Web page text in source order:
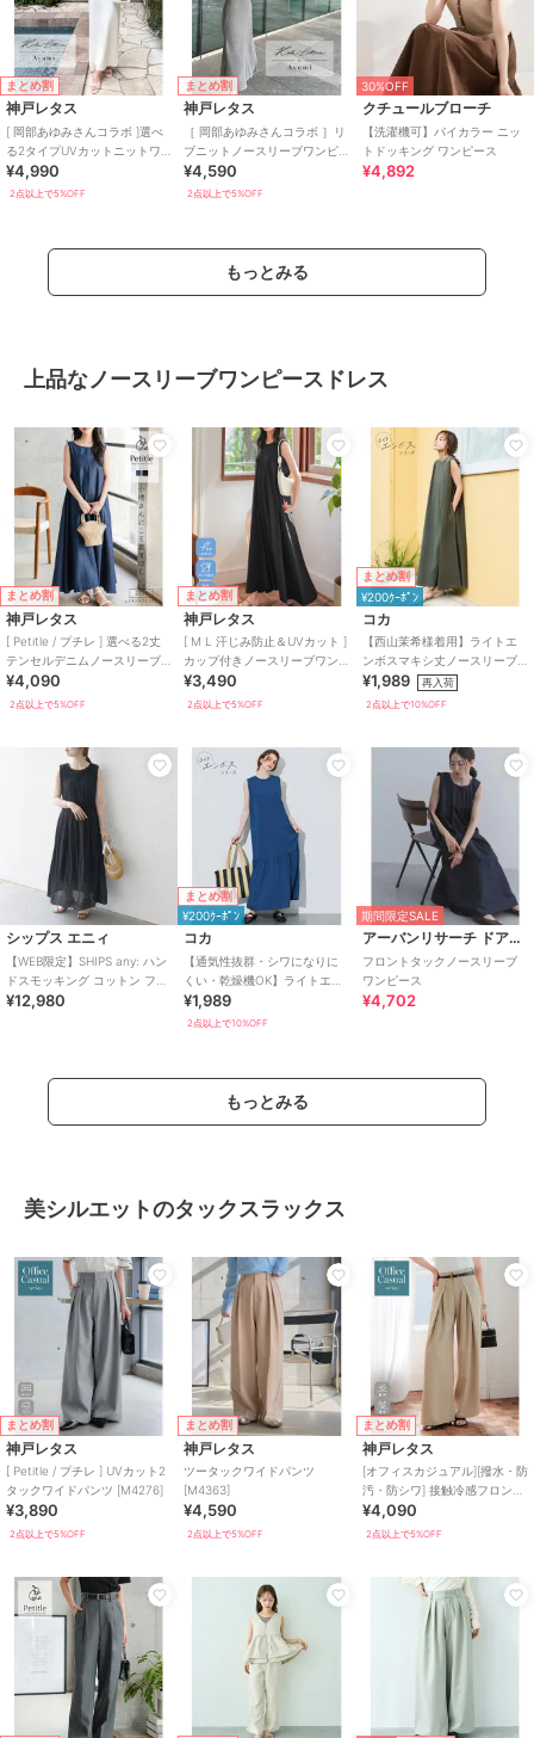
まとめ割
神戸レタス
[ 岡部あゆみさんコラボ ]選べ
る2タイプUVカットニットワ
ンピース [E3564]
¥4,990
2点以上で5%OFF
まとめ割
神戸レタス
［ 岡部あゆみさんコラボ ］リ
ブニットノースリーブワンピ
ース（選べるタイプ） [E300E]
¥4,590
2点以上で5%OFF
30%OFF
クチュールブローチ
【洗濯機可】バイカラー ニッ
トドッキング ワンピース
¥4,892
もっとみる
上品なノースリーブワンピースドレス
まとめ割
神戸レタス
[ Petitle / プチレ ] 選べる2丈
テンセルデニムノースリーブ
ワンピース [E3574]
¥4,090
2点以上で5%OFF
まとめ割
神戸レタス
[ M L 汗じみ防止＆UVカット ]
カップ付きノースリーブワン
ピース [E3519]
¥3,490
2点以上で5%OFF
まとめ割
¥200ｸｰﾎﾟﾝ
コカ
【西山茉希様着用】ライトエ
ンボスマキシ丈ノースリーブ
ワンピース 全4色 / シワになり
にくい・速乾
¥1,989 再入荷
2点以上で10%OFF
シップス エニィ
【WEB限定】SHIPS any: ハン
ドスモッキング コットン フレ
ア ノースリーブ ワンピース
¥12,980
まとめ割
¥200ｸｰﾎﾟﾝ
コカ
【通気性抜群・シワになりに
くい・乾燥機OK】ライトエン
ボスノースリーブティアード
ワンピース 全2色
¥1,989
2点以上で10%OFF
期間限定SALE
アーバンリサーチ ドアーズ
フロントタックノースリーブ
ワンピース
¥4,702
もっとみる
美シルエットのタックスラックス
まとめ割
神戸レタス
[ Petitle / プチレ ] UVカット2
タックワイドパンツ [M4276]
¥3,890
2点以上で5%OFF
まとめ割
神戸レタス
ツータックワイドパンツ
[M4363]
¥4,590
2点以上で5%OFF
まとめ割
神戸レタス
[オフィスカジュアル][撥水・防
汚・防シワ] 接触冷感フロント
タックワイドスラックス
[M4408]
¥4,090
2点以上で5%OFF